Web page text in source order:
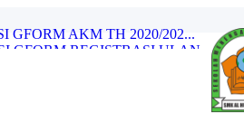
GFORM AKM TH 2020/202...
GFORM REGISTRASI ULAN...